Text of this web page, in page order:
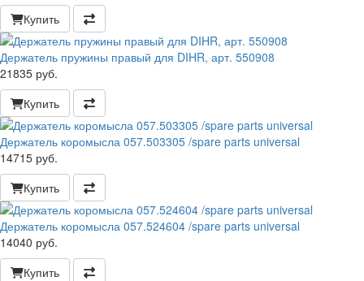
Купить
Держатель пружины правый для DIHR, арт. 550908
21835 руб.
Купить
Держатель коромысла 057.503305 /spare parts universal
14715 руб.
Купить
Держатель коромысла 057.524604 /spare parts universal
14040 руб.
Купить